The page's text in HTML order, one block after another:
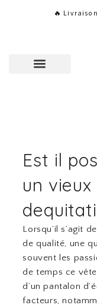
🔥
Est il
un
Lorsqu’il s’agit
de qualité, une
souvent les
de temps ce
d’un pantalon
facteurs,